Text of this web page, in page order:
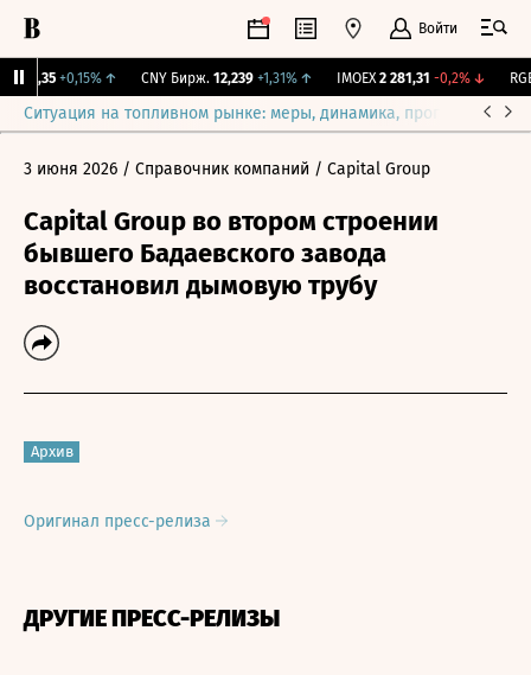
Войти
115,35 +0,15%↑ CNY Бирж. 12,239 +1,31% ↑ IMOEX 2 281,31 -0,2%↓
Ситуация на топливном рынке: меры, динамика, прогнозы
3 июня 2026 / Справочник компаний / Capital Group
Capital Group во втором строении
бывшего Бадаевского завода
восстановил дымовую трубу
Архив
Оригинал пресс-релиза
ДРУГИЕ ПРЕСС-РЕЛИЗЫ